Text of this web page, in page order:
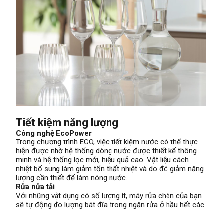
Tiết kiệm năng lượng
Công nghệ EcoPower
Trong chương trình ECO, việc tiết kiệm nước có thể thực
hiện được nhờ hệ thống dòng nước được thiết kế thông
minh và hệ thống lọc mới, hiệu quả cao. Vật liệu cách
nhiệt bổ sung làm giảm tổn thất nhiệt và do đó giảm năng
lượng cần thiết để làm nóng nước.
Rửa nửa tải
Với những vật dụng có số lượng ít, máy rửa chén của bạn
sẽ tự động đo lượng bát đĩa trong ngăn rửa ở hầu hết các